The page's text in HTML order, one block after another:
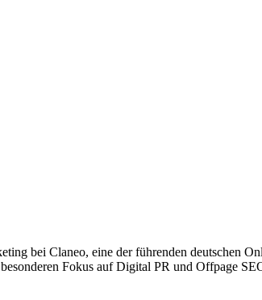
bei Claneo, eine der führenden deutschen
Fokus auf Digital PR und Offpage